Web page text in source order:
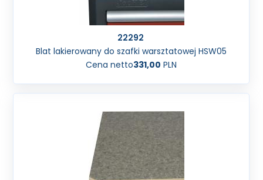
22292
Blat lakierowany do szafki warsztatowej HSW05
Cena netto331,00 PLN